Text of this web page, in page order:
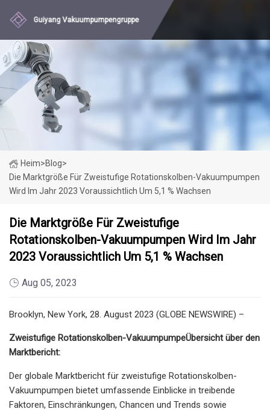
Guiyang Vakuumpumpengruppe
Heim>Blog>
Die Marktgröße Für Zweistufige Rotationskolben-Vakuumpumpen
Wird Im Jahr 2023 Voraussichtlich Um 5,1 % Wachsen
Die Marktgröße Für Zweistufige
Rotationskolben-Vakuumpumpen Wird Im Jahr
2023 Voraussichtlich Um 5,1 % Wachsen
Aug 05, 2023
Brooklyn, New York, 28. August 2023 (GLOBE NEWSWIRE) –
Zweistufige Rotationskolben-VakuumpumpeÜbersicht über den
Marktbericht:
Der globale Marktbericht für zweistufige Rotationskolben-
Vakuumpumpen bietet umfassende Einblicke in treibende
Faktoren, Einschränkungen, Chancen und Trends sowie